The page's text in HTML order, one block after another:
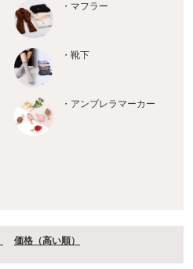
・マフラー
・靴下
・アンブレラマーカー
価格（⾼い順）